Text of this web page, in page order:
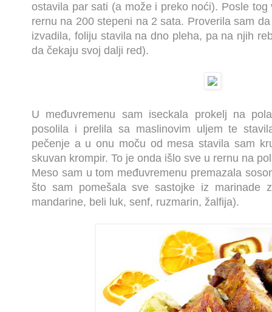
ostavila par sati (a može i preko noći). Posle
rernu na 200 stepeni na 2 sata. Proverila sam
izvadila, foliju stavila na dno pleha, pa na njih
da čekaju svoj dalji red).
U međuvremenu sam iseckala prokelj na
posolila i prelila sa maslinovim uljem te
pečenje a u onu moču od mesa stavila sam
skuvan krompir. To je onda išlo sve u rernu na
Meso sam u tom međuvremenu premazala
što sam pomešala sve sastojke iz marinade
mandarine, beli luk, senf, ruzmarin, žalfija).